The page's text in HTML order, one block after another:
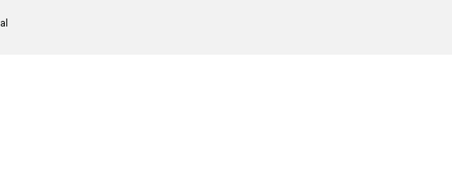
tarafımıza iletebilirsiniz.